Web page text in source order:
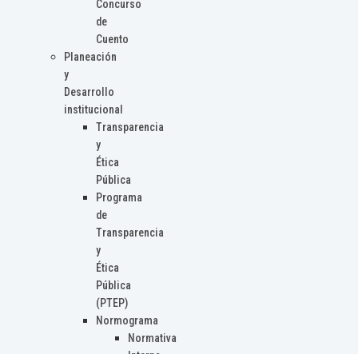
Concurso
de
Cuento
Planeación
y
Desarrollo
institucional
Transparencia
y
Ética
Pública
Programa
de
Transparencia
y
Ética
Pública
(PTEP)
Normograma
Normativa